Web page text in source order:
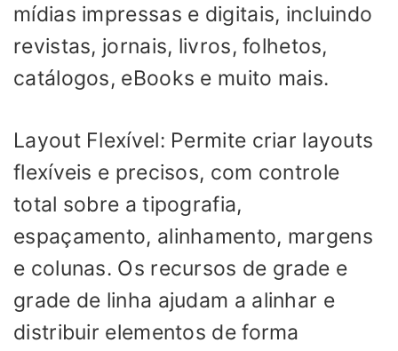
mídias impressas e digitais, incluindo
revistas, jornais, livros, folhetos,
catálogos, eBooks e muito mais.
Layout Flexível: Permite criar layouts
flexíveis e precisos, com controle
total sobre a tipografia,
espaçamento, alinhamento, margens
e colunas. Os recursos de grade e
grade de linha ajudam a alinhar e
distribuir elementos de forma